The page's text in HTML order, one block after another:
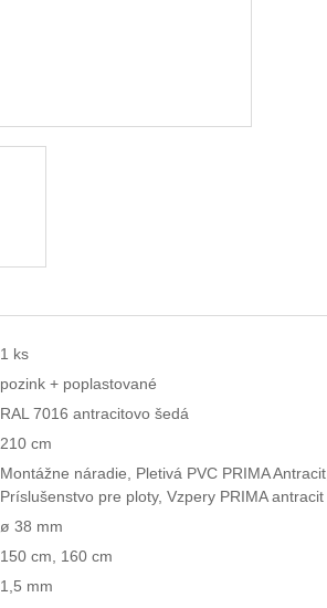
1 ks
pozink + poplastované
RAL 7016 antracitovo šedá
210 cm
Montážne náradie, Pletivá PVC PRIMA Antracit,
Príslušenstvo pre ploty, Vzpery PRIMA antracit
ø 38 mm
150 cm, 160 cm
1,5 mm